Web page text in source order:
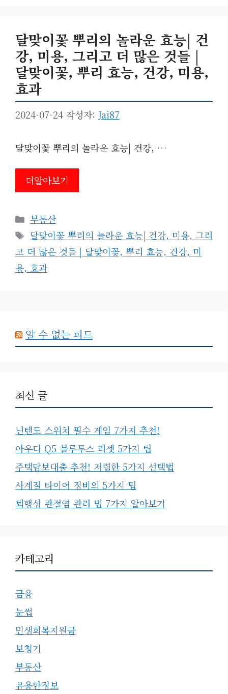
달맞이꽃 뿌리의 놀라운 효능| 건
강, 미용, 그리고 더 많은 것들 |
달맞이꽃, 뿌리 효능, 건강, 미용,
효과
2024-07-24 작성자: Jai87
달맞이꽃 뿌리의 놀라운 효능| 건강, …
더알아보기
카
테
고
리
부동산
태
그
달맞이꽃 뿌리의 놀라운 효능| 건강, 미용, 그리
고 더 많은 것들 | 달맞이꽃, 뿌리 효능, 건강, 미
용, 효과
알 수 없는 피드
최신 글
닌텐도 스위치 필수 게임 7가지 추천!
아우디 Q5 블루투스 리셋 5가지 팁
주택담보대출 추천! 저렴한 5가지 선택법
사계절 타이어 정비의 5가지 팁
퇴행성 관절염 관리 법 7가지 알아보기
카테고리
금융
눈썹
민생회복지원금
보청기
부동산
유용한정보